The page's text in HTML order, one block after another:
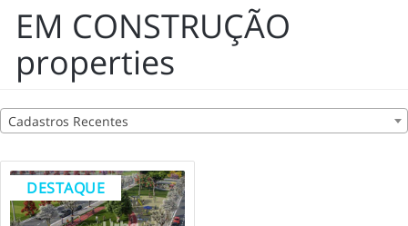
EM CONSTRUÇÃO
properties
Cadastros Recentes
DESTAQUE